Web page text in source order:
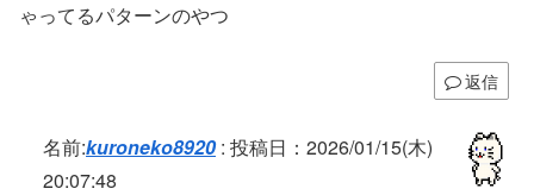
ゃってるパターンのやつ
返信
名前:kuroneko8920: 投稿日：2026/01/15(木)
20:07:48